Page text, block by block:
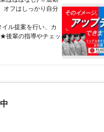
オフはしっかり自分
ル提案を行い、カ
後輩の指導やチェッ